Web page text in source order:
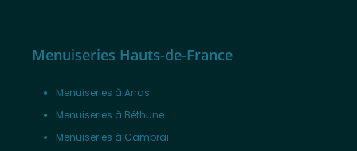
Menuiseries Hauts-de-France
Menuiseries à Arras
Menuiseries à Béthune
Menuiseries à Cambrai